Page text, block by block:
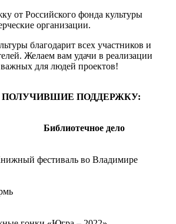
от Российского фонда культуры
организации.
благодарит всех участников и
Желаем вам удачи в реализации
для людей проектов!
ПОДДЕРЖКУ:
Библиотечное дело
фестиваль во Владимире